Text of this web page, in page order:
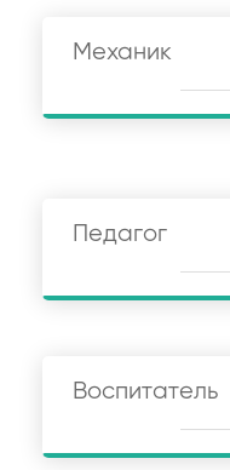
Механик
Педагог
Воспитатель